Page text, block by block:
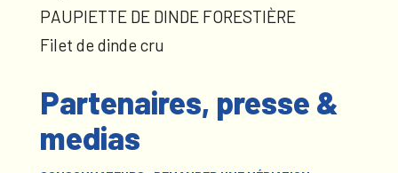
PAUPIETTE DE DINDE FORESTIÈRE
Filet de dinde cru
Partenaires, presse &
medias